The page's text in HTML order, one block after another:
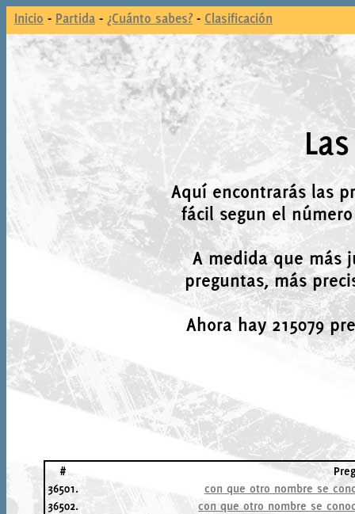
Inicio - Partida - ¿Cuánto sabes? - Clasificación
Aquí encontrarás las
fácil segun el
A medida que más
preguntas, más
Ahora hay 215079
#
36501.
con que otro nombre se
36502.
con que otro nombre se